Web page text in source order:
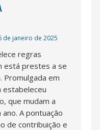
de janeiro de 2025
regras
está prestes a se
em
estabeleceu
que mudam a
A pontuação
de contribuição e